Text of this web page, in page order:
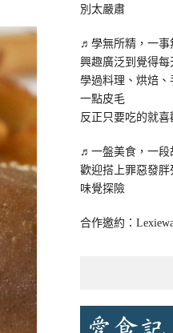
別太嚴肅
♬學無所精，一事
興趣廣泛到覺得每
學過料理、烘焙
一點皮毛
反正只要吃的就喜
♬一盤美食，一段
歡迎搭上罪惡發
味覺探險
合作邀約：